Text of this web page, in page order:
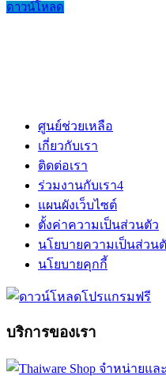
ดาวน์โหลด
ศูนย์ช่วยเหลือ
เกี่ยวกับเรา
ติดต่อเรา
ร่วมงานกับเรา4
แผนผังเว็บไซต์
ตั้งค่าความเป็นส่วนตัว
นโยบายความเป็นส่วน
นโยบายคุกกี้
บริการของเรา